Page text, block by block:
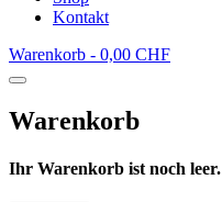
Kontakt
Warenkorb - 0,00 CHF
Warenkorb
Ihr Warenkorb ist noch leer.